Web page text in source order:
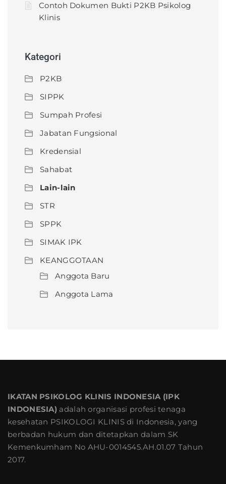
Contoh Dokumen Bukti P2KB Psikolog
Klinis
Kategori
P2KB
SIPPK
Sumpah Profesi
Jabatan Fungsional
Kredensial
Sahabat
Lain-lain
STR
SPPK
SIMAK IPK
KEANGGOTAAN
Anggota Baru
Anggota Lama
IKATAN PSIKOLOG KLINIS INDONESIA (IPK
INDONESIA) adalah organisasi profesi tenaga
kesehatan PSIKOLOGI KLINIS di Indonesia, yang
berbadan hukum dan ditetapkan dalam SK
Kemenkumham No AHU-0014545.AH.01.07 Tahun
2017.